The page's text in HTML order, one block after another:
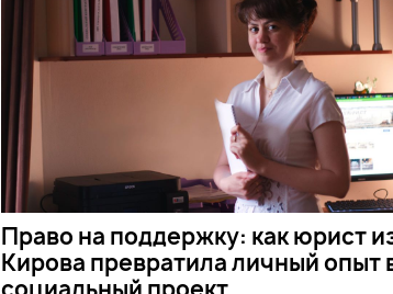
Право на поддержку: как юрист
Кирова превратила личный опыт